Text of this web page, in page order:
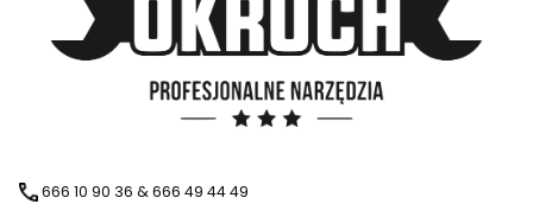
666 10 90 36 & 666 49 44 49